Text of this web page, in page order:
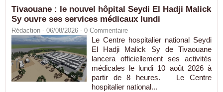
Tivaouane : le nouvel hôpital Seydi El Hadji Malick
Sy ouvre ses services médicaux lundi
Rédaction - 06/08/2026 - 0 Commentaire
Le Centre hospitalier national Seydi
El Hadji Malick Sy de Tivaouane
lancera officiellement ses activités
médicales le lundi 10 août 2026 à
partir de 8 heures. Le Centre
hospitalier national...